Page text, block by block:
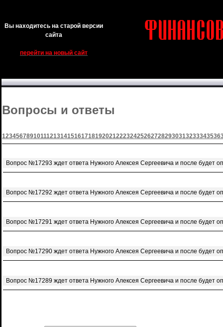
Вы находитесь на старой версии
сайта
перейти на новый сайт
Вопросы и ответы
123456789101112131415161718192021222324252627282930313233343536
Вопрос №17293 ждет ответа Нужного Алексея Сергеевича и после будет
Вопрос №17292 ждет ответа Нужного Алексея Сергеевича и после будет
Вопрос №17291 ждет ответа Нужного Алексея Сергеевича и после будет
Вопрос №17290 ждет ответа Нужного Алексея Сергеевича и после будет
Вопрос №17289 ждет ответа Нужного Алексея Сергеевича и после будет